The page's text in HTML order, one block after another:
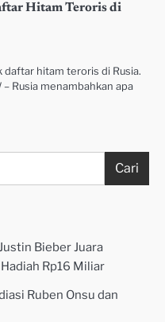
Hitam Teroris di
hitam teroris di Rusia.
Rusia menambahkan apa
Cari
Bieber Juara
Rp16 Miliar
Ruben Onsu dan